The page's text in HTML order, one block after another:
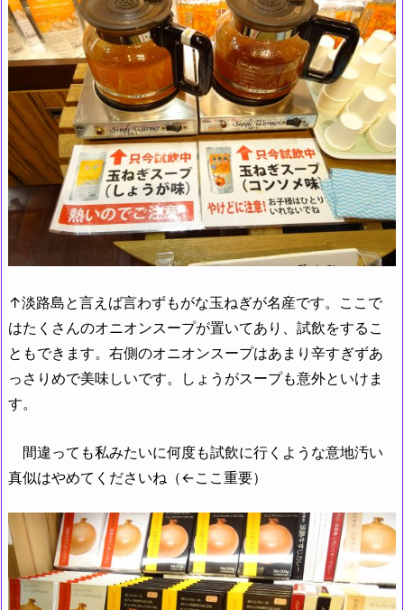
↑淡路島と言えば言わずもがな玉ねぎが名産です。ここで
はたくさんのオニオンスープが置いてあり、試飲をするこ
ともできます。右側のオニオンスープはあまり辛すぎずあ
っさりめで美味しいです。しょうがスープも意外といけま
す。
間違っても私みたいに何度も試飲に行くような意地汚い
真似はやめてくださいね（←ここ重要）